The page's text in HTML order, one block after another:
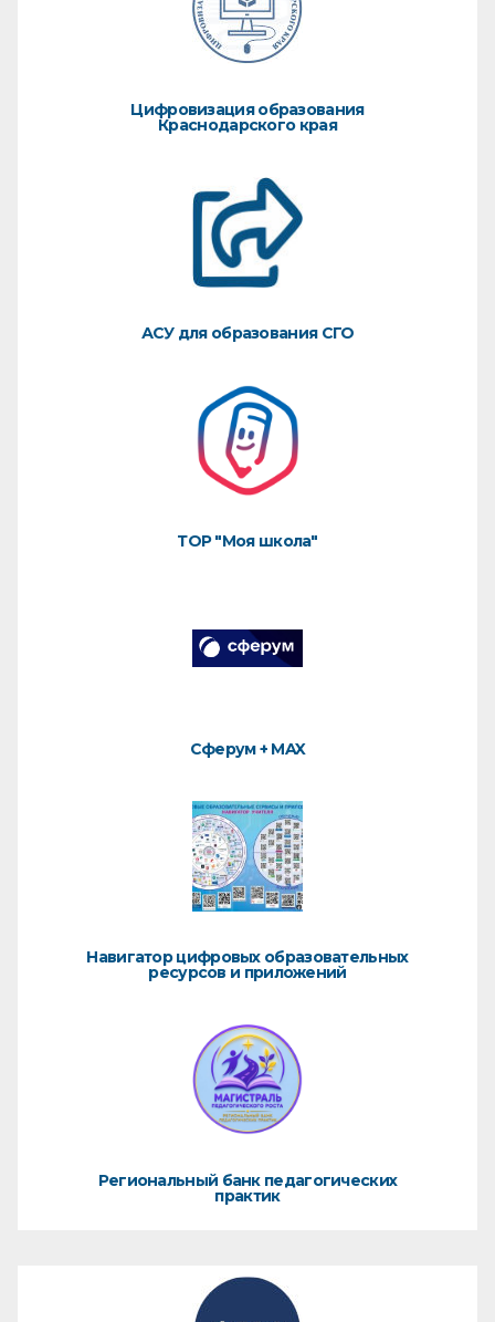
Цифровизация образования
Краснодарского края
АСУ для образования СГО
ТОР "Моя школа"
Сферум + MAX
Навигатор цифровых образовательных
ресурсов и приложений
Региональный банк педагогических
практик